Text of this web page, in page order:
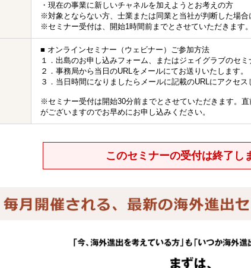
・現在の事業に新しいチャネルを加えようとお考えの方
※対象とならない方、士業または同業と当社が判断した場合
※セミナー受付は、開始1時間前までとさせていただきます。
■ オンラインセミナー（ウェビナー）ご参加方法
１．出島のお申し込みフォーム、またはジェイグラブのセミ
２．事務局から当日のURLをメールにてお送りいたします。
３．当日時間になりましたらメールに記載のURLにアクセス
※セミナー受付は開始30分前までとさせていただきます。
がございますのでお早めにお申し込みください。
このセミナーの受付は終了し